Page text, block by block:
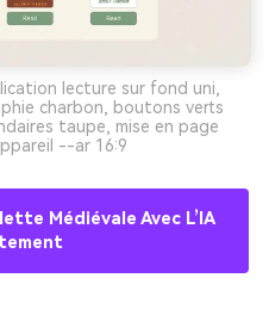
lecture sur fond uni,
charbon, boutons verts
taupe, mise en page
--ar 16:9
Médiévale Avec L’IA